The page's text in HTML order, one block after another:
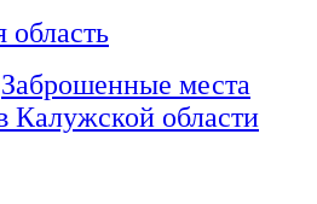
область
Заброшенные места
Калужской области